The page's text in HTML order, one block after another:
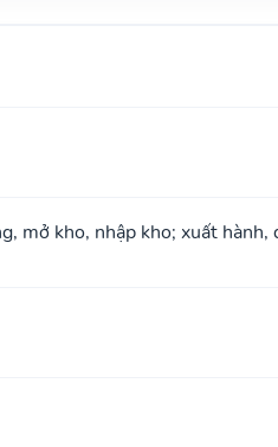
mở kho, nhập kho; xuất